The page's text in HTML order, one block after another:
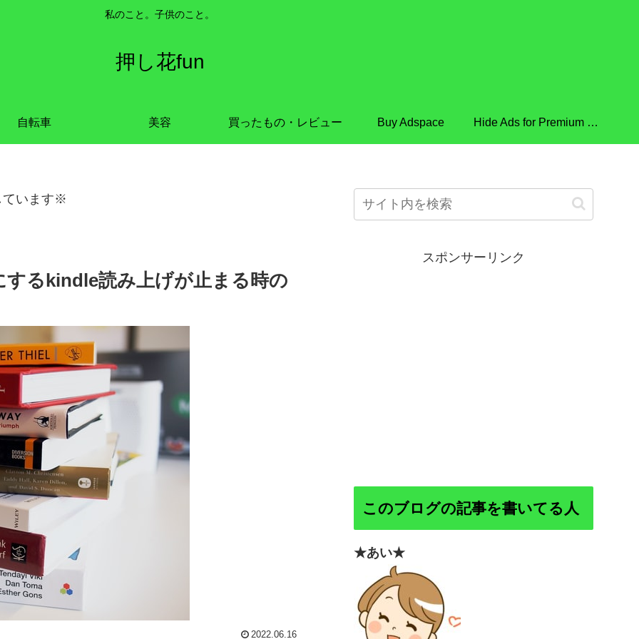
私のこと。子供のこと。
押し花fun
自転車 美容 買ったもの・レビュー Buy Adspace Hide Ads for Premium Members
ています※
るkindle読み上げが止まる時の
2022.06.16
スポンサーリンク
このブログの記事を書いてる人
★あい★